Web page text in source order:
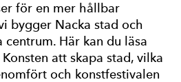
för en mer hållbar
bygger Nacka stad och
Här kan du läsa
att skapa stad, vilka
och konstfestivalen